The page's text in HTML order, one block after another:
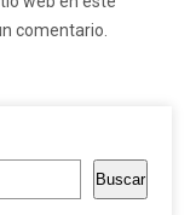
comentario.
Buscar